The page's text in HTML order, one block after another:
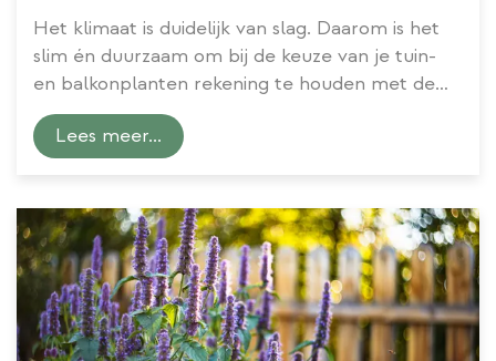
Het klimaat is duidelijk van slag. Daarom is het
slim én duurzaam om bij de keuze van je tuin-
en balkonplanten rekening te houden met de
omstandigheden waarin ze het best gedijen.
Willen ze zon en droge grond of juist meer
Lees meer...